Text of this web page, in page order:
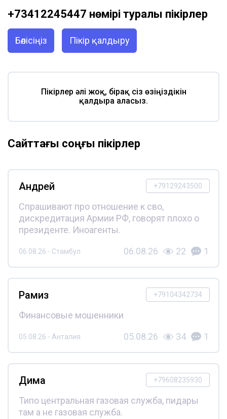
+73412245447 нөмірі туралы пікірлер
Бөлісіңіз Пікір қалдыру
Пікірлер әлі жоқ, бірақ сіз өзіңіздікін
қалдыра аласыз.
Сайттағы соңғы пікірлер
+79129243500
Андрей
Спрашивают про отношение к сво,
дискредитация Армии РФ, говорят плохо о
президенте. Иноагенты.
06.08.26 - Стамбул 06.08.26 22 1
+79104342734
Рамиз
Финансовые мошенники
05.08.26 - Анталия 05.08.26 34 1
+79608235930
Дима
Типо центральная газовая служба, пидары
там а не газовая служба.